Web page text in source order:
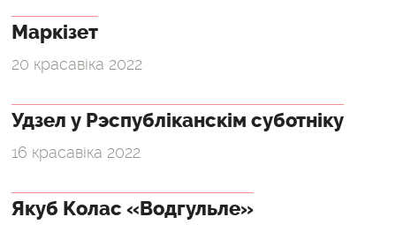
Маркізет
20 красавіка 2022
Удзел у Рэспубліканскім суботніку
16 красавіка 2022
Якуб Колас «Водгульле»